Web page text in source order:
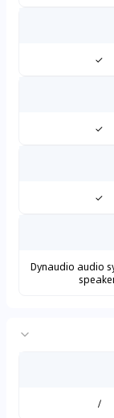
✓
✓
✓
Dynaudio audio
/